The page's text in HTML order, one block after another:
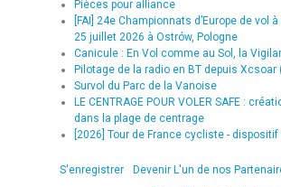
Pièces pour alliance
[FAI] 24e Championnats d’Europe de vol
25 juillet 2026 à Ostrów, Pologne
Canicule : En Vol comme au Sol, la
Pilotage de la radio en BT depuis Xcsoar
Survol du Parc de la Vanoise
LE CENTRAGE POUR VOLER SAFE :
dans la plage de centrage
[2026] Tour de France cycliste - dispositif
S'enregistrer Devenir L'un de nos